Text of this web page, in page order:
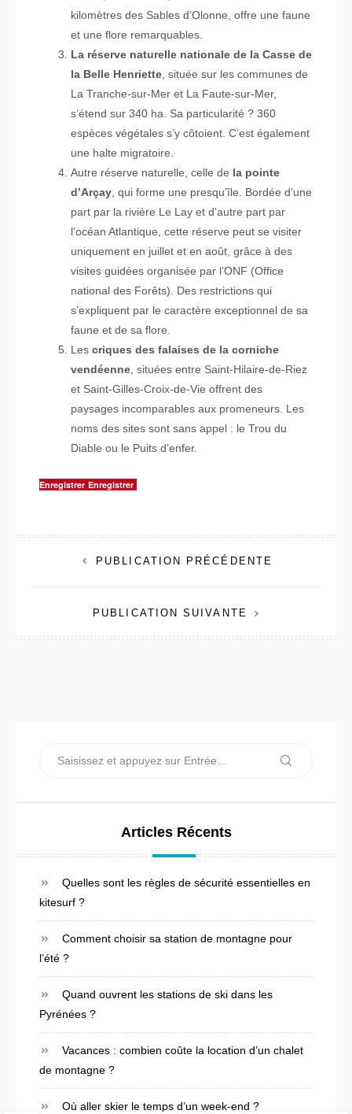
kilomètres des Sables d’Olonne, offre une faune
et une flore remarquables.
La réserve naturelle nationale de la Casse de
la Belle Henriette , située sur les communes de
La Tranche-sur-Mer et La Faute-sur-Mer,
s’étend sur 340 ha. Sa particularité ? 360
espèces végétales s’y côtoient. C’est également
une halte migratoire.
Autre réserve naturelle, celle de la pointe
d’Arçay , qui forme une presqu’île. Bordée d’une
part par la rivière Le Lay et d’autre part par
l’océan Atlantique, cette réserve peut se visiter
uniquement en juillet et en août, grâce à des
visites guidées organisée par l’ONF (Office
national des Forêts). Des restrictions qui
s’expliquent par le caractère exceptionnel de sa
faune et de sa flore.
Les criques des falaises de la corniche
vendéenne , situées entre Saint-Hilaire-de-Riez
et Saint-Gilles-Croix-de-Vie offrent des
paysages incomparables aux promeneurs. Les
noms des sites sont sans appel : le Trou du
Diable ou le Puits d’enfer.
Enregistrer Enregistrer
N
n
d
e
a
r
c
PUBLICATION PRÉCÉDENTE
PUBLICATION SUIVANTE
Articles Récents
Quelles sont les règles de sécurité essentielles en
kitesurf ?
Comment choisir sa station de montagne pour
l’été ?
Quand ouvrent les stations de ski dans les
Pyrénées ?
Vacances : combien coûte la location d’un chalet
de montagne ?
Où aller skier le temps d’un week-end ?